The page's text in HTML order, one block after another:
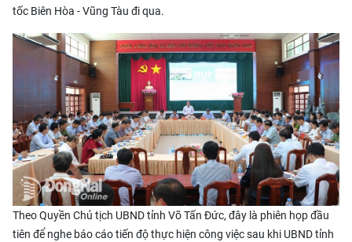
tốc Biên Hòa - Vũng Tàu đi qua.
Theo Quyền Chủ tịch UBND tỉnh Võ Tấn Đức, đây là phiên họp đầu
tiên để nghe báo cáo tiến độ thực hiện công việc sau khi UBND tỉnh